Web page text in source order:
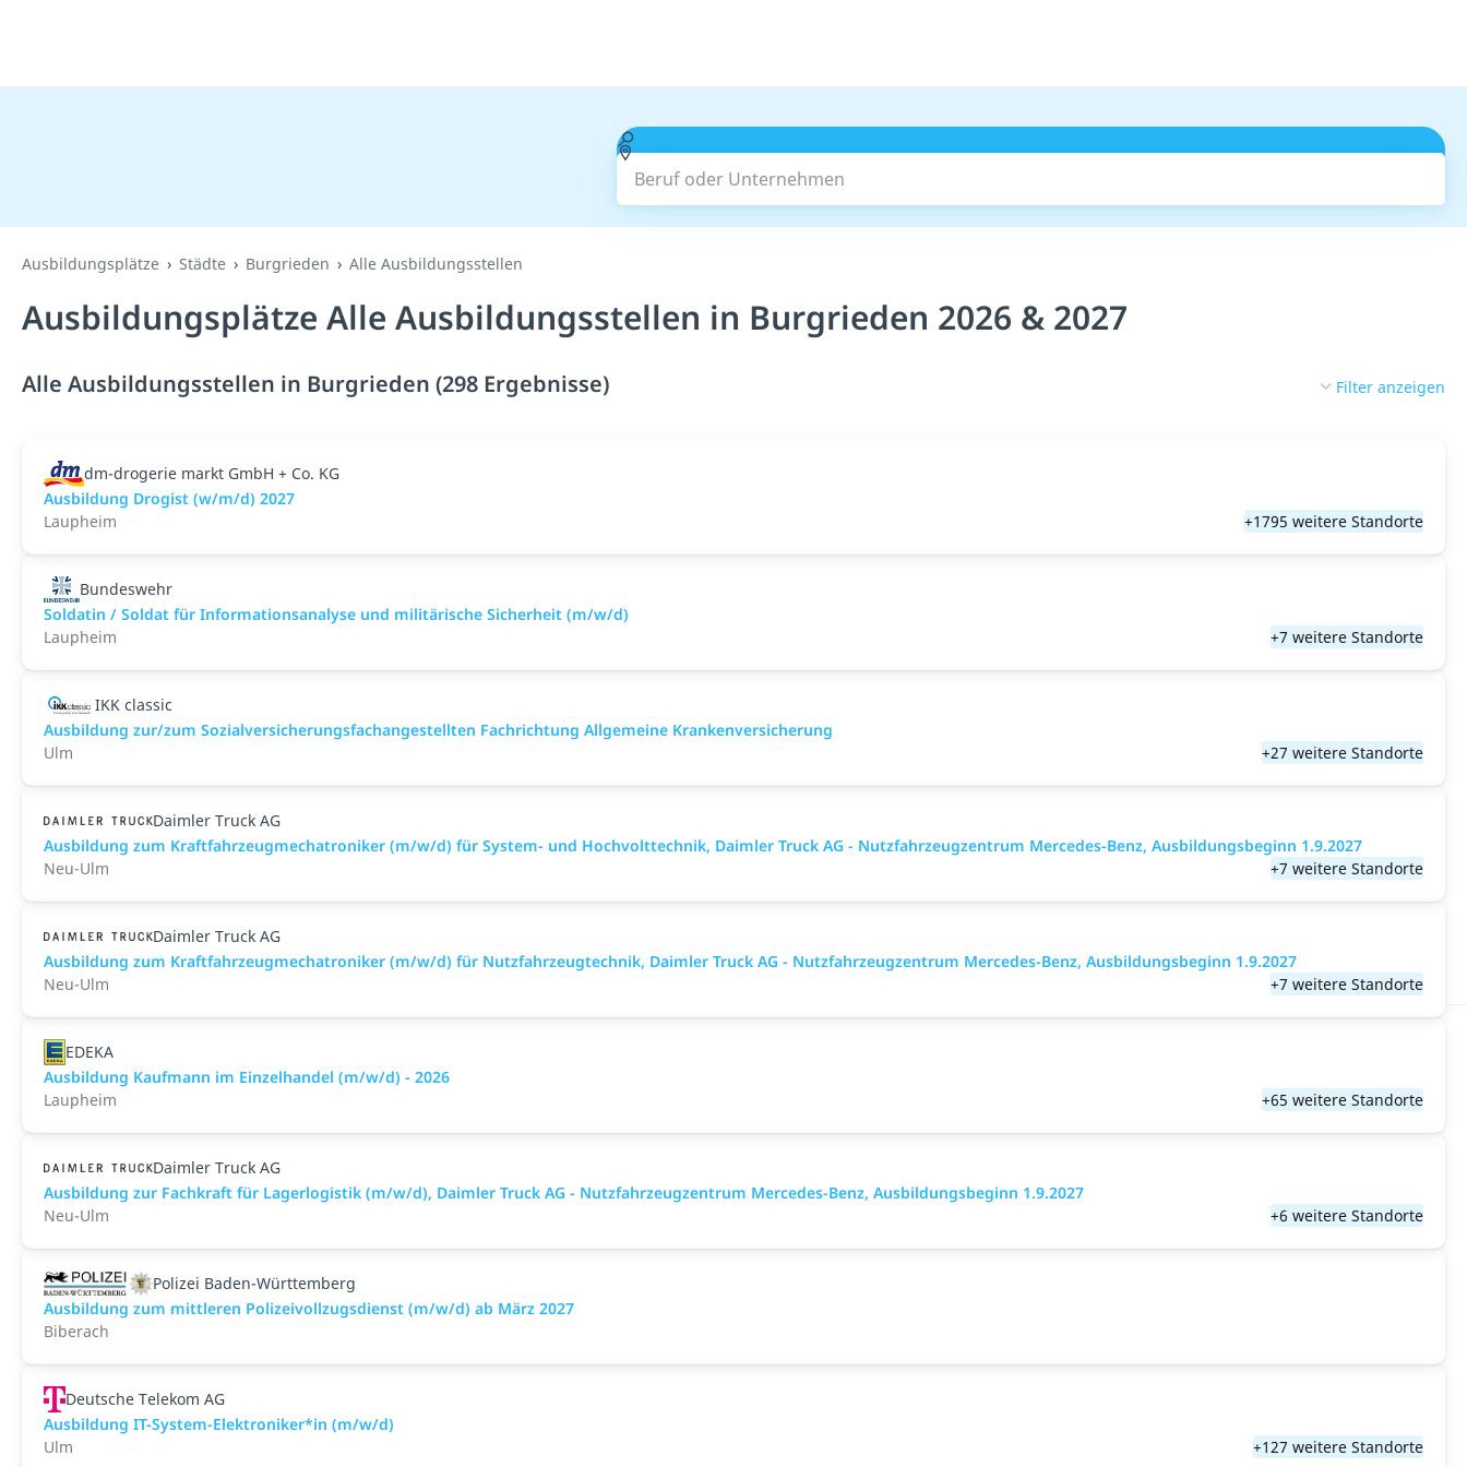
Beruf oder Unternehmen
Ausbildungsplätze Städte Burgrieden Alle Ausbildungsstellen
Ausbildungsplätze Alle Ausbildungsstellen in Burgrieden 2026 & 2027
Alle Ausbildungsstellen in Burgrieden (298 Ergebnisse) Filter anzeigen
dm-drogerie markt GmbH + Co. KG
Ausbildung Drogist (w/m/d) 2027
Laupheim
+1795 weitere Standorte
Bundeswehr
Soldatin / Soldat für Informationsanalyse und militärische Sicherheit (m/w/d)
Laupheim
+7 weitere Standorte
IKK classic
Aus­bild­ung zur/zum Sozial­versicher­ungs­fach­angestellten­ Fach­richtung All­gemeine Kranken­versicher­ung
Ulm
+27 weitere Standorte
Daimler Truck AG
Ausbildung zum Kraftfahrzeugmechatroniker (m/w/d) für System- und Hochvolttechnik, Daimler Truck AG - Nutzfahrzeugzentrum Mercedes-Benz, Ausbildungsbeginn 1.9.2027
Neu-Ulm
+7 weitere Standorte
Daimler Truck AG
Ausbildung zum Kraftfahrzeugmechatroniker (m/w/d) für Nutzfahrzeugtechnik, Daimler Truck AG - Nutzfahrzeugzentrum Mercedes-Benz, Ausbildungsbeginn 1.9.2027
Neu-Ulm
+7 weitere Standorte
EDEKA
Ausbildung Kaufmann im Einzelhandel (m/w/d) - 2026
Laupheim
+65 weitere Standorte
Daimler Truck AG
Ausbildung zur Fachkraft für Lagerlogistik (m/w/d), Daimler Truck AG - Nutzfahrzeugzentrum Mercedes-Benz, Ausbildungsbeginn 1.9.2027
Neu-Ulm
+6 weitere Standorte
Polizei Baden-Württemberg
Ausbildung zum mittleren Polizeivollzugsdienst (m/w/d) ab März 2027
Biberach
Deutsche Telekom AG
Ausbildung IT-System-Elektroniker*in (m/w/d)
Ulm
+127 weitere Standorte